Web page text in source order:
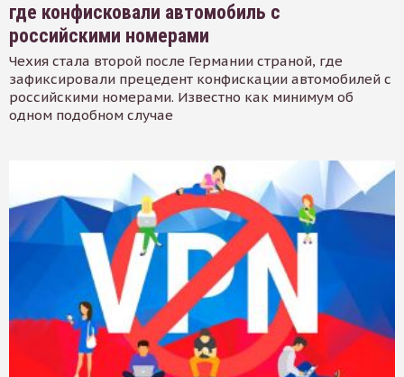
где конфисковали автомобиль с
российскими номерами
Чехия стала второй после Германии страной, где
зафиксировали прецедент конфискации автомобилей с
российскими номерами. Известно как минимум об
одном подобном случае